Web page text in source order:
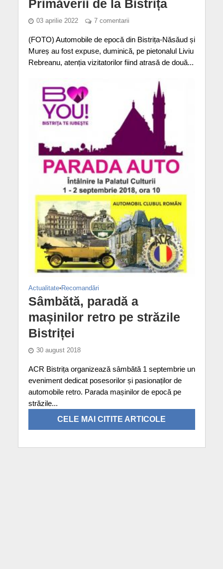
Primăverii de la Bistrița
03 aprilie 2022 7 comentarii
(FOTO) Automobile de epocă din Bistrița-Năsăud și
Mureș au fost expuse, duminică, pe pietonalul Liviu
Rebreanu, atenția vizitatorilor fiind atrasă de două...
Actualitate•Recomandări
Sâmbătă, paradă a
mașinilor retro pe străzile
Bistriței
30 august 2018
ACR Bistrița organizează sâmbătă 1 septembrie un
eveniment dedicat posesorilor și pasionaților de
automobile retro. Parada mașinilor de epocă pe
străzile...
CELE MAI CITITE ARTICOLE